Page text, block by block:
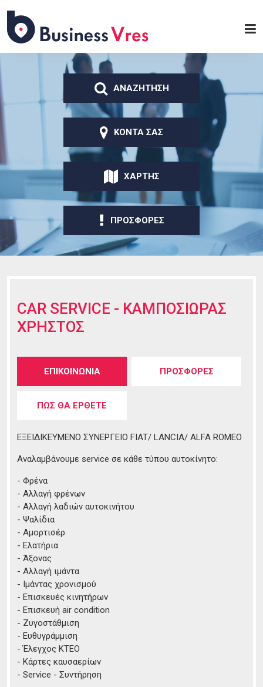
κυρίως περιεχόμενο
Business
ΑΝΑΖΗΤΗΣΗ
ΚΟΝΤΑ ΣΑΣ
ΧΑΡΤΗΣ
ΠΡΟΣΦΟΡΕΣ
CAR SERVICE - ΚΑΜΠΟΣΙΩΡΑΣ
ΧΡΗΣΤΟΣ
Tabs group καταχώρησης
ΕΠΙΚΟΙΝΩΝΙΑ
καρτέλα)
ΠΡΟΣΦΟΡΕΣ
ΠΩΣ ΘΑ ΕΡΘΕΤΕ
ΕΞΕΙΔΙΚΕΥΜΕΝΟ ΣΥΝΕΡΓΕΙΟ FIAT/ LANCIA/ ALFA ROMEO
Αναλαμβάνουμε service σε κάθε τύπου αυτοκίνητο:
- Φρένα
- Αλλαγή φρένων
- Αλλαγή λαδιών αυτοκινήτου
- Ψαλίδια
- Αμορτισέρ
- Ελατήρια
- Άξονας
- Αλλαγή ιμάντα
- Ιμάντας χρονισμού
- Επισκευές κινητήρων
- Επισκευή air condition
- Ζυγοστάθμιση
- Ευθυγράμμιση
- Έλεγχος ΚΤΕΟ
- Κάρτες καυσαερίων
- Service - Συντήρηση